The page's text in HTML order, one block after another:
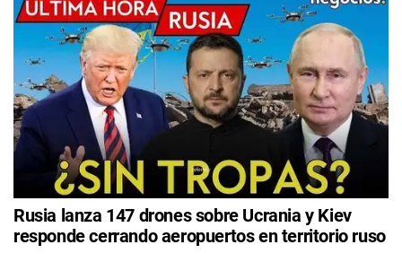
Rusia lanza 147 drones sobre Ucrania y Kiev
responde cerrando aeropuertos en territorio ruso